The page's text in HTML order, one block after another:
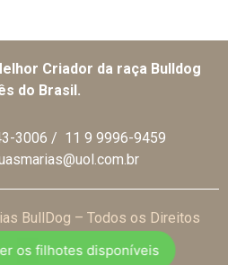
Criador da raça Bulldog
do Brasil.
3006 / 11 9 9996-9459
BullDog – Todos os Direitos
os filhotes disponíveis